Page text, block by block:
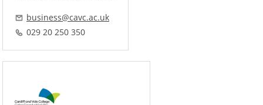
business@cavc.ac.uk
029 20 250 350